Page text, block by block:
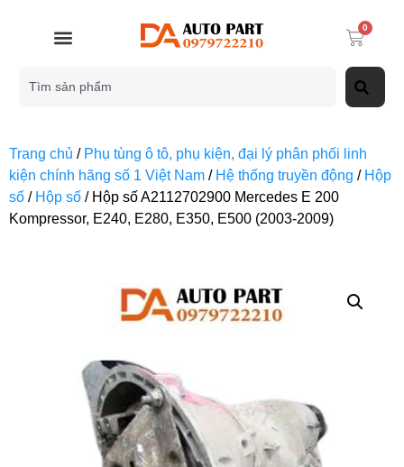
0
Trang chủ / Phụ tùng ô tô, phụ kiện, đại lý phân phối linh
kiện chính hãng số 1 Việt Nam / Hệ thống truyền động / Hộp
số / Hộp số / Hộp số A2112702900 Mercedes E 200
Kompressor, E240, E280, E350, E500 (2003-2009)